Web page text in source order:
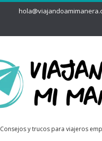
Consejos y trucos para viajeros